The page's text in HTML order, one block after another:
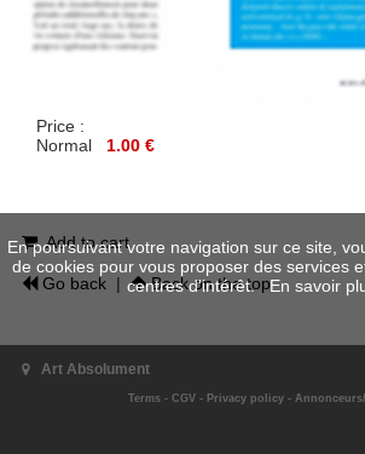
Price :
Normal
1.00 €
Add to cart
Go back| Back on the top
Art Absolument
Terms- CGV- Privacy policy-
En poursuivant votre navigation sur ce site,
de cookies pour vous proposer des services
centres d'intérêt.En savoir